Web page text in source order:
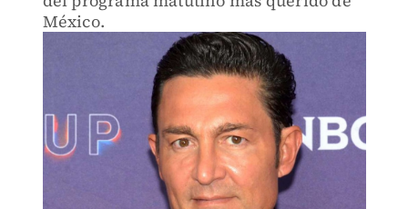
México.